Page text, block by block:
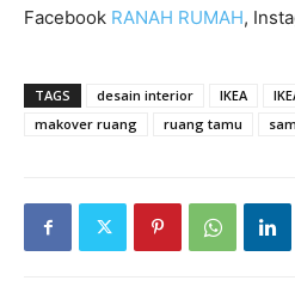
Facebook RANAH RUMAH,
TAGS desain interior IKEA
makover ruang
ruang tamu